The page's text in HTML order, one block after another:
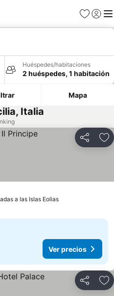
Favoritos
Iniciar
Huéspedes/habitaciones
2 huéspedes, 1 habitación
Mapa
Italia
Compartir
a las Islas EoliasVer precios
Ver precios
Compartir